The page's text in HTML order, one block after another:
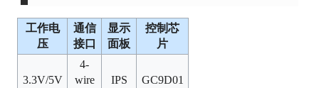
工作电
压
通信
接口
显示
面板
控制芯
片
3.3V/5V
4-
wire
IPS GC9D01